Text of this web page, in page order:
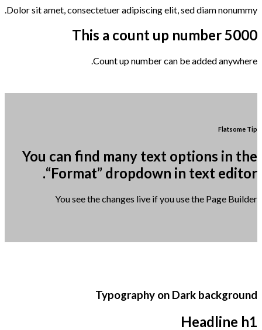
Dolor sit amet, consectetuer adipiscing elit, sed diam nonummy.
This a count up number5000
Count up number can be added anywhere.
Flatsome Tip
You can find many text options in the
“Format” dropdown in text editor.
You see the changes live if you use the Page Builder
Typography on Dark background
Headline h1